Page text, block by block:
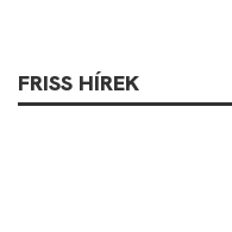
FRISS HÍREK